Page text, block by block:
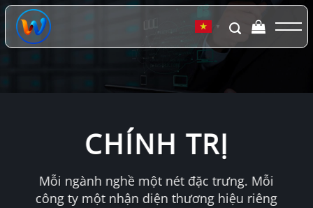
Chuyển
đến
dung
▼
CHÍNH TRỊ
Mỗi ngành nghề một nét đặc trưng. Mỗi
công ty một nhận diện thương hiệu riêng